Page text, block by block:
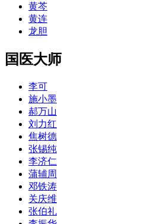
黄芩
黄连
龙胆
国医大师
李可
施小墨
郝万山
刘力红
焦树德
张锡纯
李济仁
蒲辅周
邓铁涛
关庆维
张伯礼